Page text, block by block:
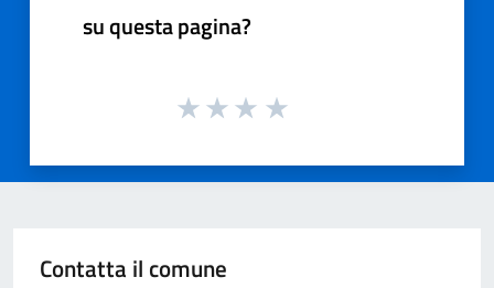
su questa pagina?
Contatta il comune